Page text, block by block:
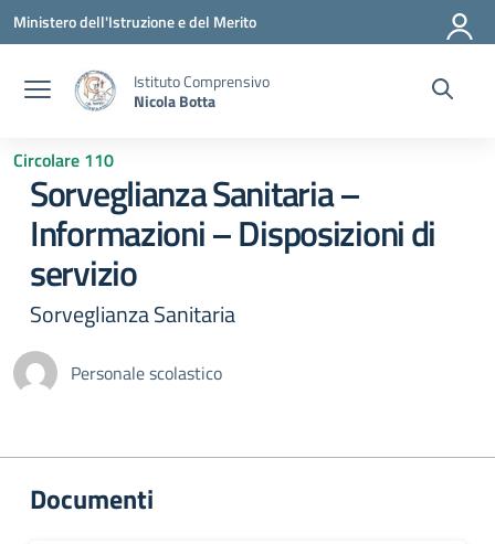
Vai ai contenuti
Vai al menu di navigazione
Vai al footer
Ministero dell'Istruzione e del Merito
Istituto Comprensivo
Nicola Botta
Circolare 110
Sorveglianza Sanitaria –
Informazioni – Disposizioni di
servizio
Sorveglianza Sanitaria
Personale scolastico
Documenti